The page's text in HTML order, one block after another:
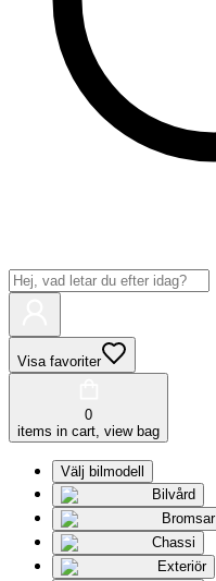
Visa favoriter
0
items in cart, view bag
Välj bilmodell
Bilvård
Bromsar
Chassi
Exteriör